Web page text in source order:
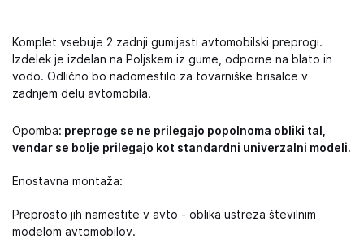
Komplet vsebuje 2 zadnji gumijasti avtomobilski preprogi.
Izdelek je izdelan na Poljskem iz gume, odporne na blato in
vodo. Odlično bo nadomestilo za tovarniške brisalce v
zadnjem delu avtomobila.
Opomba: preproge se ne prilegajo popolnoma obliki tal,
vendar se bolje prilegajo kot standardni univerzalni modeli.
Enostavna montaža:
Preprosto jih namestite v avto - oblika ustreza številnim
modelom avtomobilov.